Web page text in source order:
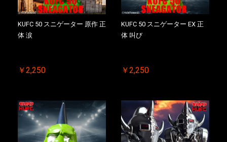
KUFC 50 スニゲーター 原作 正
体 涙
￥2,250
KUFC 50 スニゲーター EX 正
体 叫び
￥2,250